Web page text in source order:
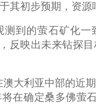
其初步预期，资源
测到的萤石矿化一
反映出未来钻探
大利亚中部的近
在确定桑多佛萤